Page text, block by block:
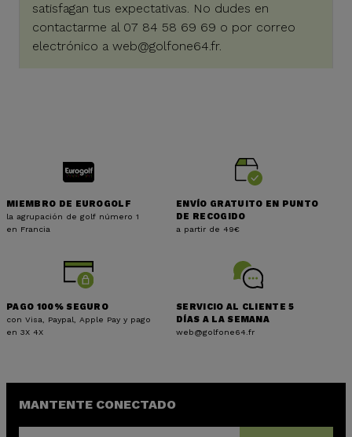
satisfagan tus expectativas. No dudes en
contactarme al 07 84 58 69 69 o por correo
electrónico a web@golfone64.fr.
MIEMBRO DE EUROGOLF
la agrupación de golf número 1
en Francia
ENVÍO GRATUITO EN PUNTO
DE RECOGIDO
a partir de 49€
PAGO 100% SEGURO
con Visa, Paypal, Apple Pay y pago
en 3X 4X
SERVICIO AL CLIENTE 5
DÍAS A LA SEMANA
web@golfone64.fr
MANTENTE CONECTADO